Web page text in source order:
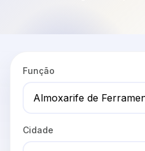
Função
Cidade